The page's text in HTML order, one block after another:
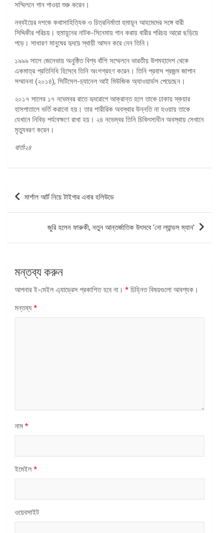
সম্মিলনে গান গাওয়া শুরু করেন।
নব্বইয়ের দশকে কথাসাহিত্যিক ও চিত্রনির্মাতা হুমায়ূন আহমেদের সঙ্গে বারী
সিদ্দিকীর পরিচয়। হুমায়ূনের নাটক-সিনেমায় গান করায় বারীর পরিচয় আরো ছড়িয়ে
পড়ে। সাধারণ মানুষের হৃদয়ে স্থায়ী আসন করে নেন তিনি।
১৯৯৯ সালে জেনেভায় অনুষ্ঠিত বিশ্ব বাঁশি সম্মেলনে ভারতীয় উপমহাদেশ থেকে
একমাত্র প্রতিনিধি হিসেবে তিনি অংশগ্রহণ করেন। তিনি প্রবাস প্রজন্ম জাপান
সম্মাননা (২০১৪), সিটিসেল-চ্যানেল আই মিউজিক অ্যাওয়ার্ডস পেয়েছেন।
২০১৭ সালের ১৭ নভেম্বর রাতে হৃদরোগে আক্রান্ত হলে তাকে ঢাকায় স্কয়ার
হাসপাতালে ভর্তি করানো হয়। তার শারীরিক অবস্থার উন্নতি না হওয়ায় তাকে
যেখানে নিবিড় পর্যবেক্ষণে রাখা হয়। ২৪ নভেম্বর তিনি চিকিৎসাধীন অবস্থায় সেখানে
মৃত্যুবরণ করেন।
বার্তা২৪
পোস্ট
মার্শাল আর্ট নিয়ে টাইগার এবার হলিউডে
জুরি হলেন ফারুকী, নতুন আন্তর্জাতিক উৎসবে ‘নো ল্যান্ডস ম্যান’
মন্তব্য করুন
আপনার ই-মেইল এ্যাড্রেস প্রকাশিত হবে না। * চিহ্নিত বিষয়গুলো আবশ্যক।
মন্তব্য *
নাম *
ইমেইল *
ওয়েবসাইট